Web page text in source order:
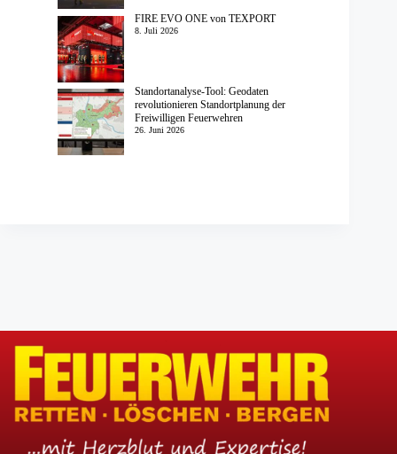
FIRE EVO ONE von TEXPORT
8. Juli 2026
Standortanalyse-Tool: Geodaten
revolutionieren Standortplanung der
Freiwilligen Feuerwehren
26. Juni 2026